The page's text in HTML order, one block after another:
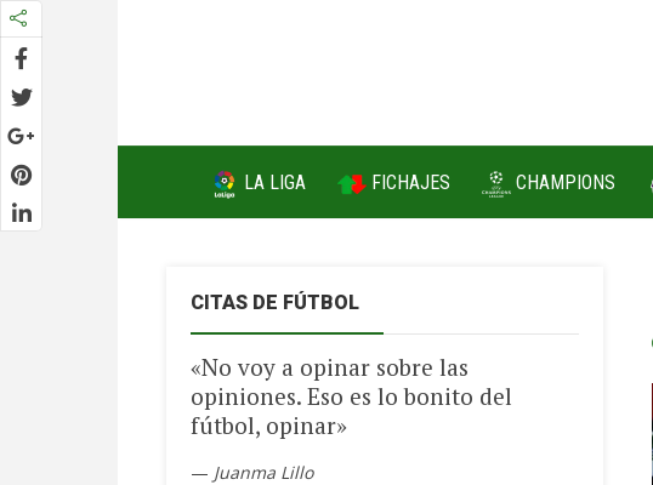
LA LIGA FICHAJES CHAMPIONS
CITAS DE FÚTBOL
«No voy a opinar sobre las
opiniones. Eso es lo bonito del
fútbol, opinar»
— Juanma Lillo